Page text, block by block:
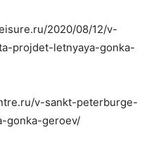
2020/08/12/v-
projdet-letnyaya-gonka-
v-sankt-peterburge-
gonka-geroev/